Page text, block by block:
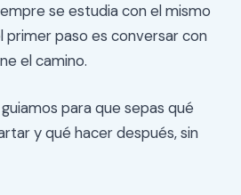
se estudia con el mismo
primer paso es conversar con
el camino.
para que sepas qué
y qué hacer después, sin